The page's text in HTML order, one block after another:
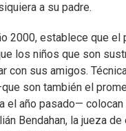
a su padre.
2000, establece que
los niños que son
con sus amigos.
son también el
año pasado—
Bendahan, la jueza